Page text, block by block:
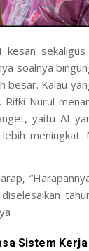
soalnya
Kalau
Nurul
yaitu AI
Sistem Kerja